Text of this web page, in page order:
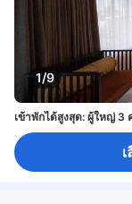
1/9
เข้าพักได้สูงสุด: ผู้ใหญ่ 3